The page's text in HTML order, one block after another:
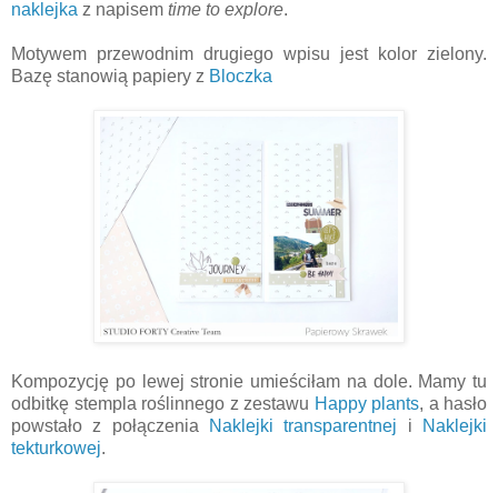
naklejka z napisem time to explore.
Motywem przewodnim drugiego wpisu jest kolor zielony.
Bazę stanowią papiery z Bloczka
Kompozycję po lewej stronie umieściłam na dole. Mamy tu
odbitkę stempla roślinnego z zestawu Happy plants, a hasło
powstało z połączenia
Naklejki transparentnej i
Naklejki
tekturkowej.